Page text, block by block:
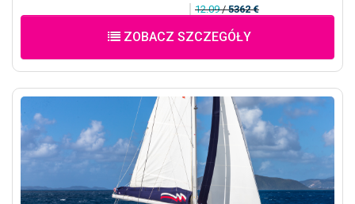
12.09/5362 €
ZOBACZ SZCZEGÓŁY